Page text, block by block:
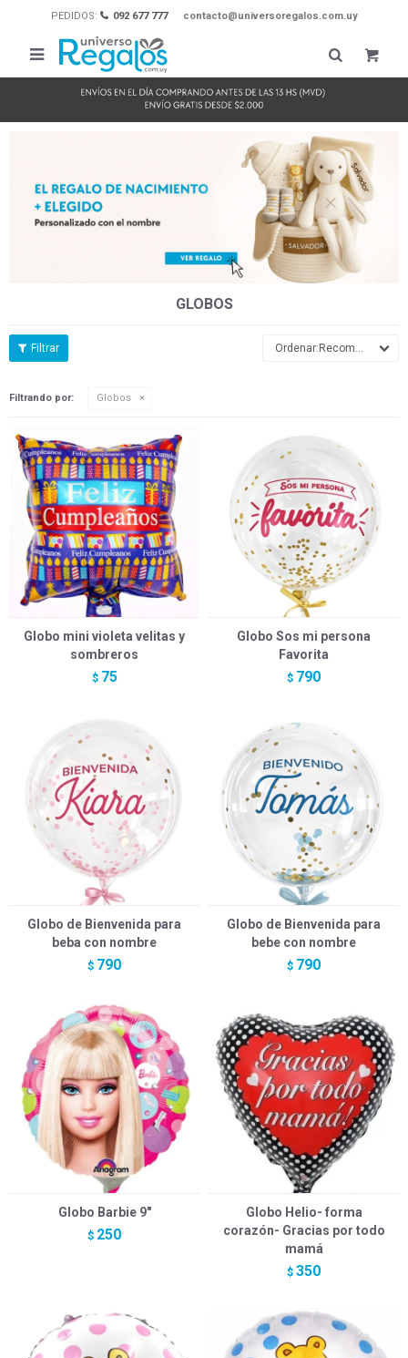
PEDIDOS: 092 677 777 contacto@universoregalos.com.uy

GLOBOS
Recomendados
Filtrando por: Globos
Globo mini violeta velitas y
sombreros
$ 75
Globo Sos mi persona
Favorita
$ 790
Globo de Bienvenida para
beba con nombre
$ 790
Globo de Bienvenida para
bebe con nombre
$ 790
Globo Barbie 9"
$ 250
Globo Helio- forma
corazón- Gracias por todo
mamá
$ 350